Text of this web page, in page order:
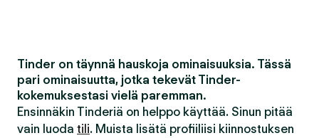
Tinder on täynnä hauskoja ominaisuuksia. Tässä
pari ominaisuutta, jotka tekevät Tinder-
kokemuksestasi vielä paremman.
Ensinnäkin Tinderiä on helppo käyttää. Sinun pitää
vain luoda tili. Muista lisätä profiiliisi kiinnostuksen